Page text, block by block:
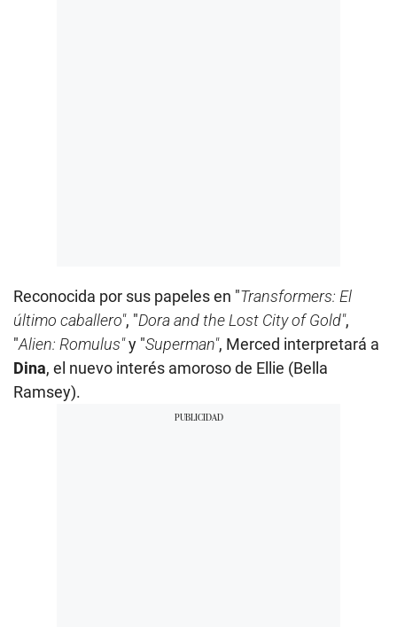
Reconocida por sus papeles en "Transformers: El
último caballero", "Dora and the Lost City of Gold",
"Alien: Romulus"y "Superman", Merced interpretará a
Dina, el nuevo interés amoroso de Ellie (Bella
Ramsey).